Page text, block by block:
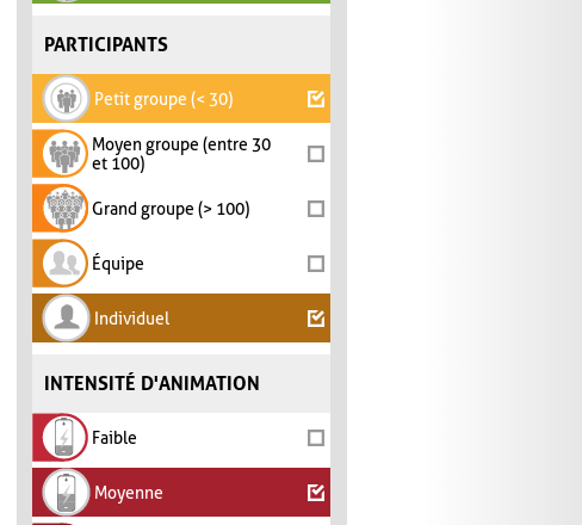
PARTICIPANTS
Petit groupe (< 30)
Moyen groupe (entre 30
et 100)
Grand groupe (> 100)
Équipe
Individuel
INTENSITÉ D'ANIMATION
Faible
Moyenne